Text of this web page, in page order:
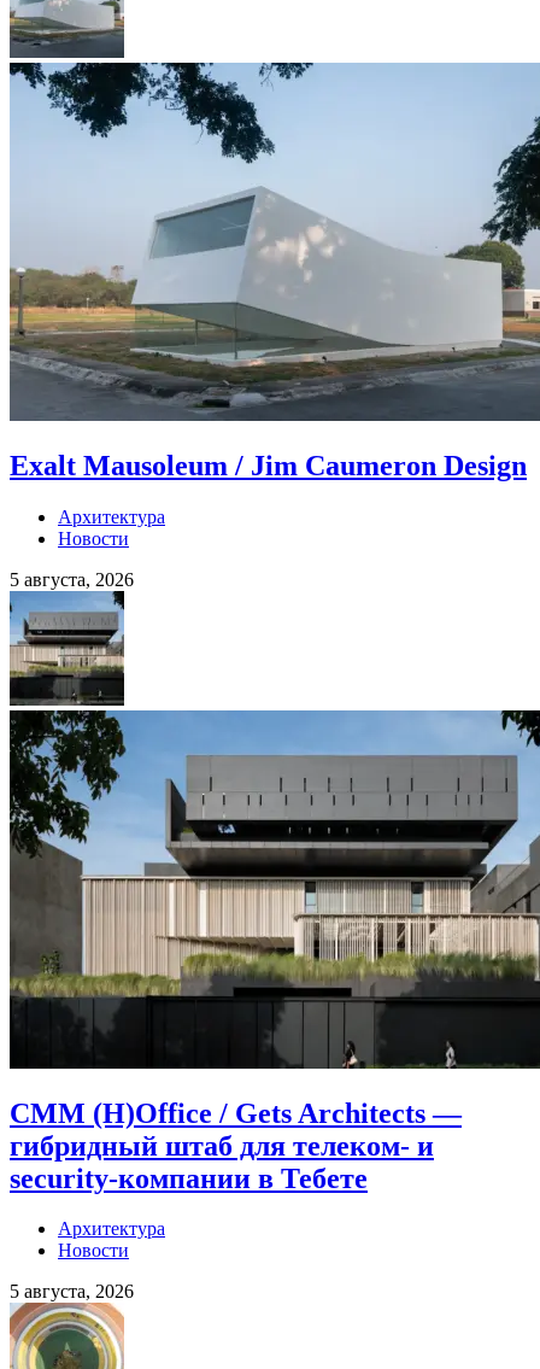
Exalt Mausoleum / Jim Caumeron Design
Архитектура
Новости
5 августа, 2026
CMM (H)Office / Gets Architects —
гибридный штаб для телеком- и
security-компании в Тебете
Архитектура
Новости
5 августа, 2026